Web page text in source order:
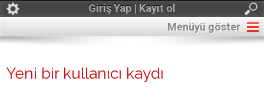
Giriş Yap | Kayıt ol
Menüyü göster
Yeni bir kullanıcı kaydı